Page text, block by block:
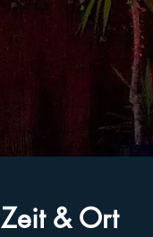
Zeit & Ort